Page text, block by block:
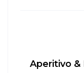
Aperitivo &